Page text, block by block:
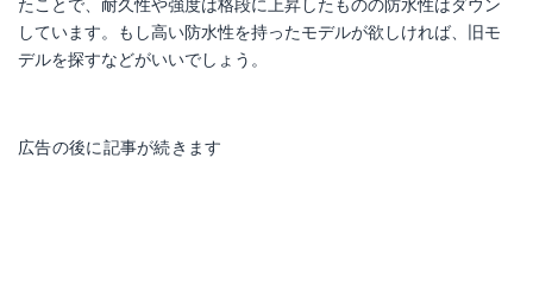
たことで、耐久性や強度は格段に上昇したものの防水性はダウン
しています。もし高い防水性を持ったモデルが欲しければ、旧モ
デルを探すなどがいいでしょう。
広告の後に記事が続きます